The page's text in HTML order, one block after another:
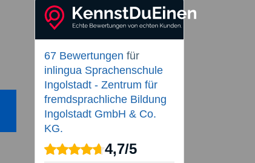
67 Bewertungen für
inlingua Sprachenschule
Ingolstadt - Zentrum für
fremdsprachliche Bildung
Ingolstadt GmbH & Co.
KG.
4,7/5